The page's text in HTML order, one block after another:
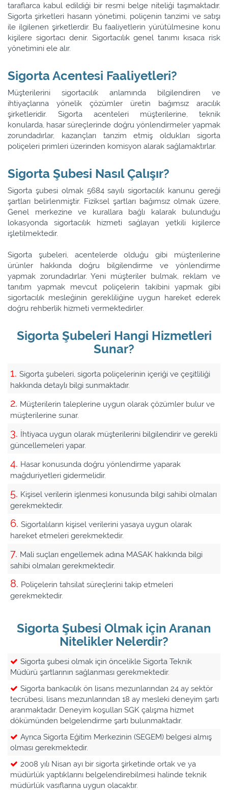
taraflarca kabul edildiği bir resmi belge niteliği taşımaktadır.
Sigorta şirketleri hasarın yönetimi, poliçenin tanzimi ve satışı
ile ilgilenen şirketlerdir. Bu faaliyetlerin yürütülmesine konu
kişilere sigortacı denir. Sigortacılık genel tanımı kısaca risk
yönetimini ele alır.
Sigorta Acentesi Faaliyetleri?
Müşterilerini sigortacılık anlamında bilgilendiren ve
ihtiyaçlarına yönelik çözümler üretin bağımsız aracılık
şirketleridir. Sigorta acenteleri müşterilerine, teknik
konularda, hasar süreçlerinde doğru yönlendirmeler yapmak
zorundadırlar, kazançları tanzim etmiş oldukları sigorta
poliçeleri primleri üzerinden komisyon alarak sağlamaktırlar.
Sigorta Şubesi Nasıl Çalışır?
Sigorta şubesi olmak 5684 sayılı sigortacılık kanunu gereği
şartları belirlenmiştir. Fiziksel şartları bağımsız olmak üzere,
Genel merkezine ve kurallara bağlı kalarak bulunduğu
lokasyonda sigortacılık hizmeti sağlayan yetkili kişilerce
işletilmektedir.
Sigorta şubeleri, acentelerde olduğu gibi müşterilerine
ürünler hakkında doğru bilgilendirme ve yönlendirme
yapmak zorundadırlar. Yeni müşteriler bulmak, reklam ve
tanıtım yapmak mevcut poliçelerin takibini yapmak gibi
sigortacılık mesleğinin gerekliliğine uygun hareket ederek
doğru rehberlik hizmeti vermektedirler.
Sigorta Şubeleri Hangi Hizmetleri
Sunar?
Sigorta şubeleri, sigorta poliçelerinin içeriği ve çeşitliliği
hakkında detaylı bilgi sunmaktadır.
Müşterilerin taleplerine uygun olarak çözümler bulur ve
müşterilerine sunar.
İhtiyaca uygun olarak müşterilerini bilgilendirir ve gerekli
güncellemeleri yapar.
Hasar konusunda doğru yönlendirme yaparak
mağduriyetleri gidermelidir.
Kişisel verilerin işlenmesi konusunda bilgi sahibi olmaları
gerekmektedir.
Sigortalıların kişisel verilerini yasaya uygun olarak
hareket etmeleri gerekmektedir.
Mali suçları engellemek adına MASAK hakkında bilgi
sahibi olmaları gerekmektedir.
Poliçelerin tahsilat süreçlerini takip etmeleri
gerekmektedir.
Sigorta Şubesi Olmak için Aranan
Nitelikler Nelerdir?
Sigorta şubesi olmak için öncelikle Sigorta Teknik
Müdürü şartlarının sağlanması gerekmektedir.
Sigorta bankacılık ön lisans mezunlarından 24 ay sektör
tecrübesi, lisans mezunlarından 18 ay mesleki deneyim şartı
aranmaktadır. Deneyim koşulları SGK çalışma hizmet
dökümünden belgelendirme şartı bulunmaktadır.
Ayrıca Sigorta Eğitim Merkezinin (SEGEM) belgesi almış
olması gerekmektedir.
2008 yılı Nisan ayı bir sigorta şirketinde ortak ve ya
müdürlük yaptıklarını belgelendirebilmesi halinde teknik
müdürlük vasıflarına uygun olacaktır.